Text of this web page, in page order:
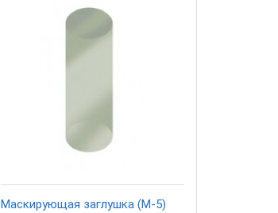
Маскирующая заглушка (М-5)